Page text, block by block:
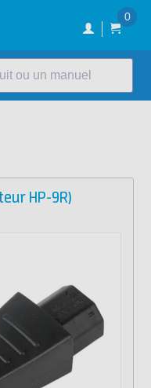
0
ou un manuel
HP-9R)